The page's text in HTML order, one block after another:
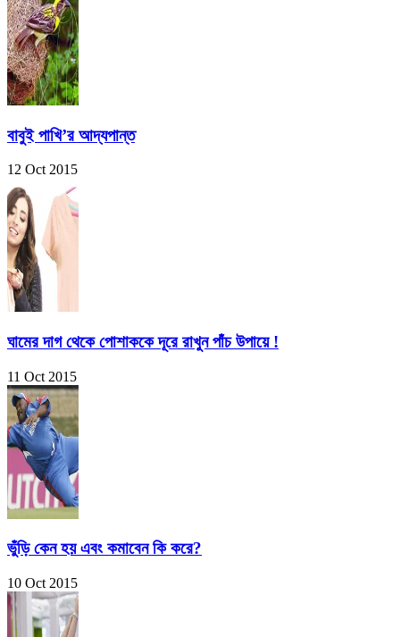
বাবুই পাখি’র আদ্যপান্ত
12 Oct 2015
ঘামের দাগ থেকে পোশাককে দূরে রাখুন পাঁচ উপায়ে !
11 Oct 2015
ভুঁড়ি কেন হয় এবং কমাবেন কি করে?
10 Oct 2015